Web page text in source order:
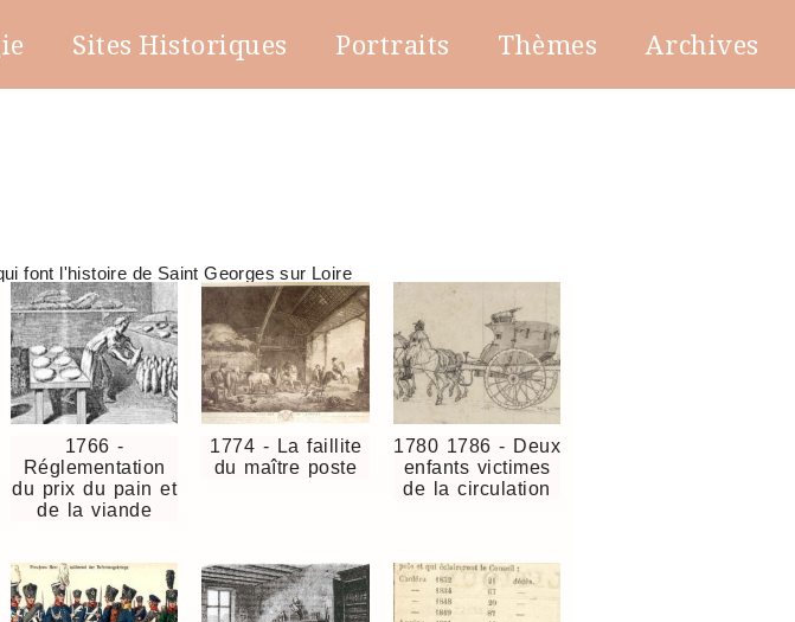
Sites Historiques Portraits Thèmes Archives
font l'histoire de Saint Georges sur Loire
1766 -
Réglementation
du prix du pain et
de la viande
1774 - La faillite
du maître poste
1780 1786 - Deux
enfants victimes
de la circulation